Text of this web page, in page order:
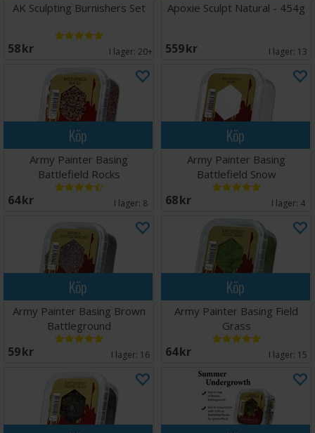
AK Sculpting Burnishers Set
58 SEK I lager: 20+
Apoxie Sculpt Natural - 454g
559 SEK I lager: 13
Köp
Army Painter Basing
Battlefield Rocks
64 SEK I lager: 8
Köp
Army Painter Basing
Battlefield Snow
68 SEK I lager: 4
Köp
Army Painter Basing Brown
Battleground
59 SEK I lager: 16
Köp
Army Painter Basing Field
Grass
64 SEK I lager: 15